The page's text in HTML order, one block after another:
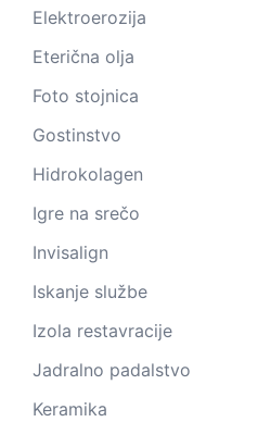
Elektroerozija
Eterična olja
Foto stojnica
Gostinstvo
Hidrokolagen
Igre na srečo
Invisalign
Iskanje službe
Izola restavracije
Jadralno padalstvo
Keramika